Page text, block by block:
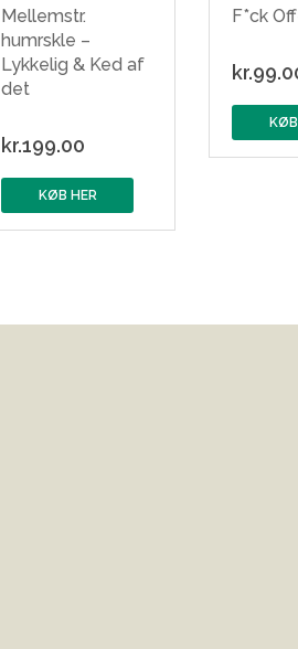
Mellemstr.
humrskle –
Lykkelig & Ked af
det
kr.199.00
KØB HER
F*ck
kr.
KØB